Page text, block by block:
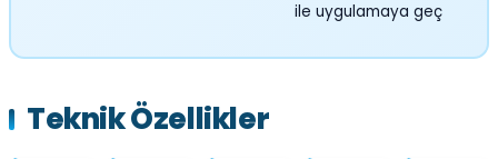
ile uygulamaya geç
Teknik Özellikler